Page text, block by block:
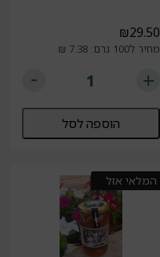
₪29.50
מחיר ל100 גרם: 7.38 ₪
הוספה לסל
המלאי אזל